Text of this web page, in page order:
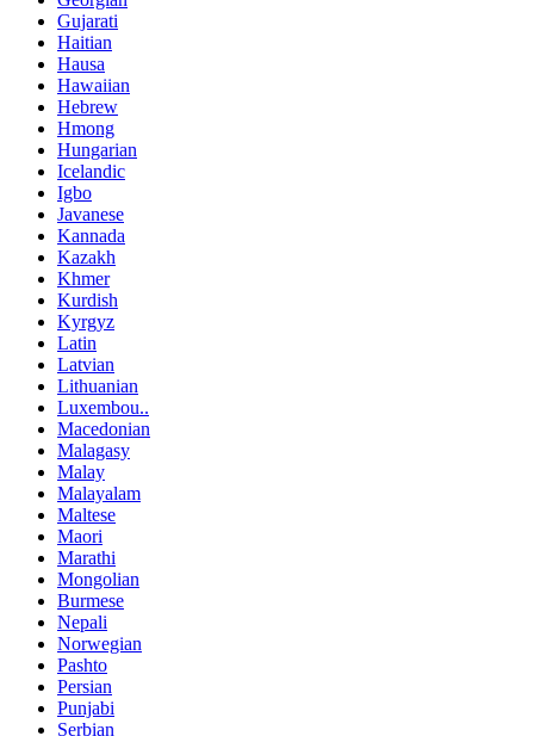
Gujarati
Haitian
Hausa
Hawaiian
Hebrew
Hmong
Hungarian
Icelandic
Igbo
Javanese
Kannada
Kazakh
Khmer
Kurdish
Kyrgyz
Latin
Latvian
Lithuanian
Luxembou..
Macedonian
Malagasy
Malay
Malayalam
Maltese
Maori
Marathi
Mongolian
Burmese
Nepali
Norwegian
Pashto
Persian
Punjabi
Serbian